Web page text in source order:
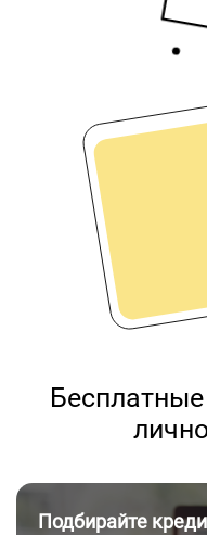
Подбирайте
предложения
отслеживайте
кредитный
отслеживайте
статус
получите